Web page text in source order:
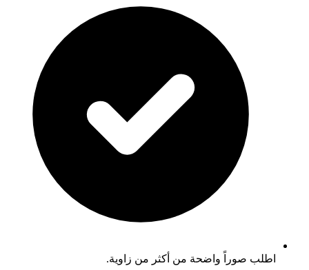
اطلب صوراً واضحة من أكثر من زاوية.